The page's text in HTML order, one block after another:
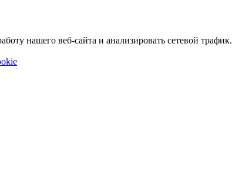
нашего веб-сайта и анализировать сетевой трафик.